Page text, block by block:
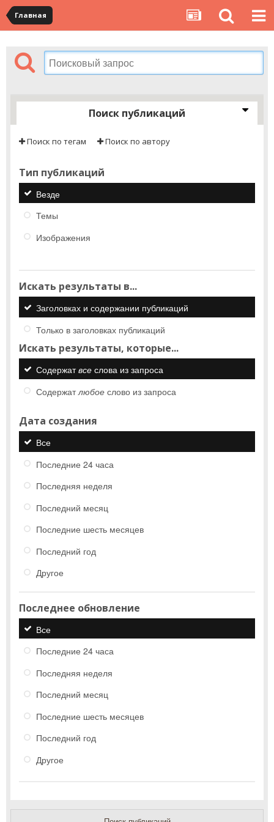
Главная
Поиск публикаций
Поиск по тегам Поиск по автору
Тип публикаций
Везде
Темы
Изображения
Искать результаты в...
Заголовках и содержании публикаций
Только в заголовках публикаций
Искать результаты, которые...
Содержатвсе слова из запроса
Содержатлюбое слово из запроса
Дата создания
Все
Последние 24 часа
Последняя неделя
Последний месяц
Последние шесть месяцев
Последний год
Другое
Последнее обновление
Все
Последние 24 часа
Последняя неделя
Последний месяц
Последние шесть месяцев
Последний год
Другое